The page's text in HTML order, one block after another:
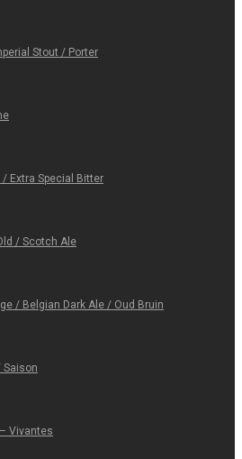
Stout / Porter
/ Extra Special Bitter
/ Scotch Ale
/ Belgian Dark Ale / Oud Bruin
Vivantes